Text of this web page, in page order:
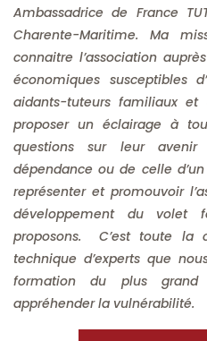
Ambassadrice de France
Charente-Maritime. Ma
connaitre l’association
économiques susceptibles
aidants-tuteurs familiaux et
proposer un éclairage à
questions sur leur
dépendance ou de celle
représenter et promouvoir
développement du volet
proposons. C’est toute la
technique d’experts que
formation du plus
appréhender la vulnérabilité.